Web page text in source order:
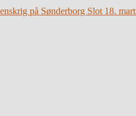
på Sønderborg Slot 18.